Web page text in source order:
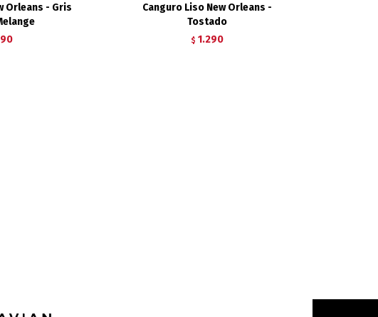
Orleans - Gris
Canguro Liso New Orleans -
Tostado
$ 1.290